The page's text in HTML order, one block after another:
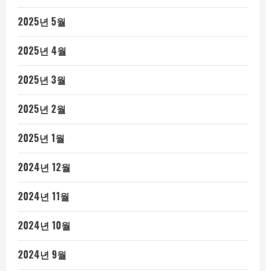
2025년 5월
2025년 4월
2025년 3월
2025년 2월
2025년 1월
2024년 12월
2024년 11월
2024년 10월
2024년 9월